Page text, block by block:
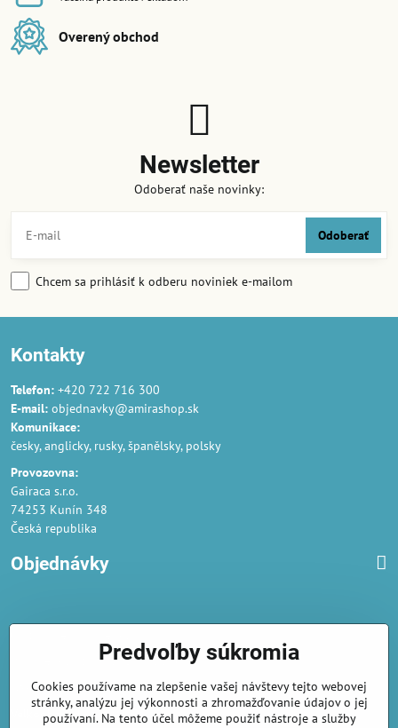
Overený obchod
Newsletter
Odoberať naše novinky:
Odoberať
Chcem sa prihlásiť k odberu noviniek e-mailom
Kontakty
Telefon: +420 722 716 300
E-mail: objednavky@amirashop.sk
Komunikace:
česky, anglicky, rusky, španělsky, polsky
Provozovna:
Gairaca s.r.o.
74253 Kunín 348
Česká republika
Objednávky
Podmienky ochrany osobných údajov
Náklady na dodání a doba dodání
Veľkoobchod- značka Gaira®
Predvoľby súkromia
Cookies používame na zlepšenie vašej návštevy tejto webovej
stránky, analýzu jej výkonnosti a zhromažďovanie údajov o jej
používaní. Na tento účel môžeme použiť nástroje a služby